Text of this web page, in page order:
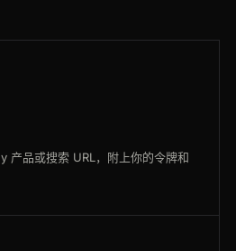
产品或搜索 URL，附上你的令牌和